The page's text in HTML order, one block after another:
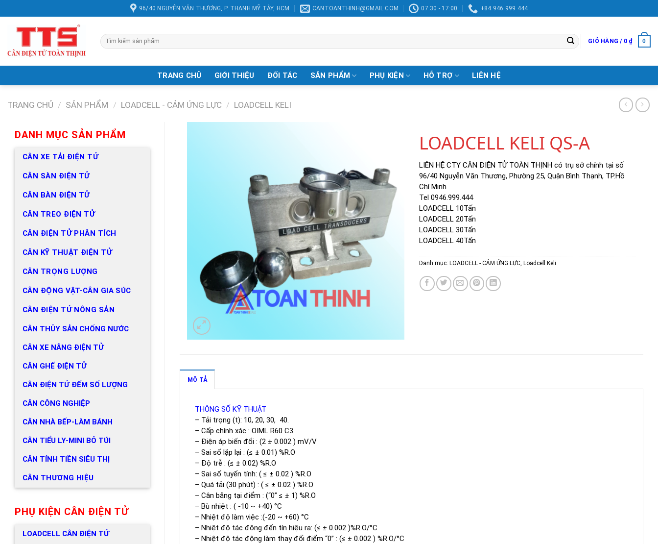
đến
96/40 NGUYỄN VĂN THƯƠNG, P. THẠNH MỸ TÂY, HCM CANTOANTHINH@GMAIL.COM 07:30 - 17:00 +84 946 999 444
Tìm
kiếm:
GIỎ HÀNG / 0 ₫ 0
TRANG CHỦ GIỚI THIỆU ĐỐI TÁC SẢN PHẨM PHỤ KIỆN HỖ TRỢ LIÊN HỆ
TRANG CHỦ / SẢN PHẨM / LOADCELL - CẢM ỨNG LỰC / LOADCELL KELI
DANH MỤC SẢN PHẨM
CÂN XE TẢI ĐIỆN TỬ
CÂN SÀN ĐIỆN TỬ
CÂN BÀN ĐIỆN TỬ
CÂN TREO ĐIỆN TỬ
CÂN ĐIỆN TỬ PHÂN TÍCH
CÂN KỸ THUẬT ĐIỆN TỬ
CÂN TRỌNG LƯỢNG
CÂN ĐỘNG VẬT-CÂN GIA SÚC
CÂN ĐIỆN TỬ NÔNG SẢN
CÂN THỦY SẢN CHỐNG NƯỚC
CÂN XE NÂNG ĐIỆN TỬ
CÂN GHẾ ĐIỆN TỬ
CÂN ĐIỆN TỬ ĐẾM SỐ LƯỢNG
CÂN CÔNG NGHIỆP
CÂN NHÀ BẾP-LÀM BÁNH
CÂN TIỂU LY-MINI BỎ TÚI
CÂN TÍNH TIỀN SIÊU THỊ
CÂN THƯƠNG HIỆU
PHỤ KIỆN CÂN ĐIỆN TỬ
LOADCELL CÂN ĐIỆN TỬ
Add to
Wishlist
LOADCELL KELI QS-A
LIÊN HỆ CTY CÂN ĐIỆN TỬ TOÀN THỊNH có trụ sở chính tại số
96/40 Nguyễn Văn Thương, Phường 25, Quận Bình Thạnh, TP.Hồ
Chí Minh
Tel 0946.999.444
LOADCELL 10Tấn
LOADCELL 20Tấn
LOADCELL 30Tấn
LOADCELL 40Tấn
Danh mục: LOADCELL - CẢM ỨNG LỰC, Loadcell Keli
MÔ TẢ
THÔNG SỐ KỸ THUẬT
– Tải trọng (t): 10, 20, 30, 40.
– Cấp chính xác : OIML R60 C3
– Điện áp biến đổi : (2 ± 0.002 ) mV/V
– Sai số lặp lại : (≤ ± 0.01) %R.O
– Độ trễ : (≤ ± 0.02) %R.O
– Sai số tuyến tính: ( ≤ ± 0.02 ) %R.O
– Quá tải (30 phút) : ( ≤ ± 0.02 ) %R.O
– Cân bằng tại điểm : (“0” ≤ ± 1) %R.O
– Bù nhiệt : ( -10 ~ +40) °C
– Nhiệt độ làm việc :(-20 ~ +60) °C
– Nhiệt độ tác động đến tín hiệu ra: (≤ ± 0.002 )%R.O/°C
– Nhiệt độ tác động làm thay đổi điểm “0” : (≤ ± 0.002 ) %R.O/°C